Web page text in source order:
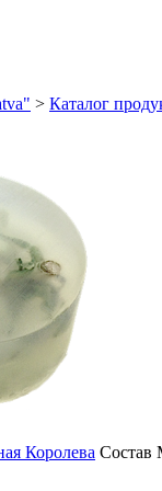
> Каталог
Королева Состав